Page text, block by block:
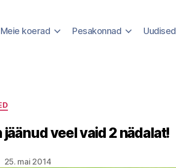
Meie koerad Pesakonnad Uudised
veel vaid 2 nädalat!
25. mai 2014